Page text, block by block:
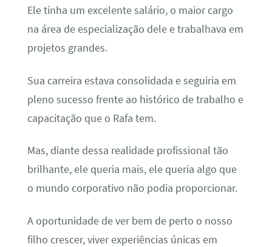
Ele tinha um excelente salário, o maior cargo
na área de especialização dele e trabalhava em
projetos grandes.
Sua carreira estava consolidada e seguiria em
pleno sucesso frente ao histórico de trabalho e
capacitação que o Rafa tem.
Mas, diante dessa realidade profissional tão
brilhante, ele queria mais, ele queria algo que
o mundo corporativo não podia proporcionar.
A oportunidade de ver bem de perto o nosso
filho crescer, viver experiências únicas em